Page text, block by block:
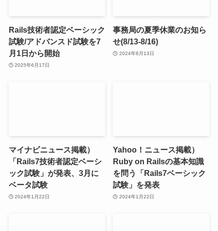
Rails技術者認定ベーシック
試験/アドバンスド試験を7
月1日から開始
2025年6月17日
事務局の夏季休業のお知ら
せ(8/13-8/16)
2024年8月13日
マイナビニュース掲載）
「Rails7技術者認定ベーシ
ック試験」が発表、3月に
ベータ試験
2024年1月22日
Yahoo！ニュース掲載）
Ruby on Railsの基本知識
を問う「Rails7ベーシック
試験」を発表
2024年1月22日